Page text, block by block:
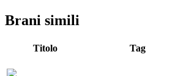
Brani simili
Titolo Tag